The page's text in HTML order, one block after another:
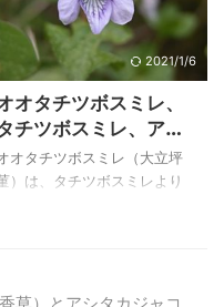
２～３回羽状複葉で、鋸歯が
あることなどよく似ていま
。 ヤマゼリの小葉は卵形ま
は広卵形でやわらかいこと
どから、ドクゼリと区別で
ます。 ドクゼリの若い苗
セリと間違いないようにす
には、特徴を知っておくこ
徴 ヤマ ...
2021/1/6
オタチツボスミレ、
チツボスミレ、アカ
タチツボスミレの比
オタチツボスミレ（大立坪
）は、タチツボスミレより
弁の紫色のすじが細かい網